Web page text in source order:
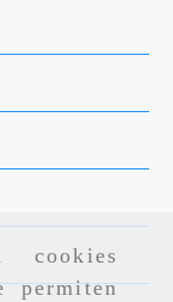
permiten